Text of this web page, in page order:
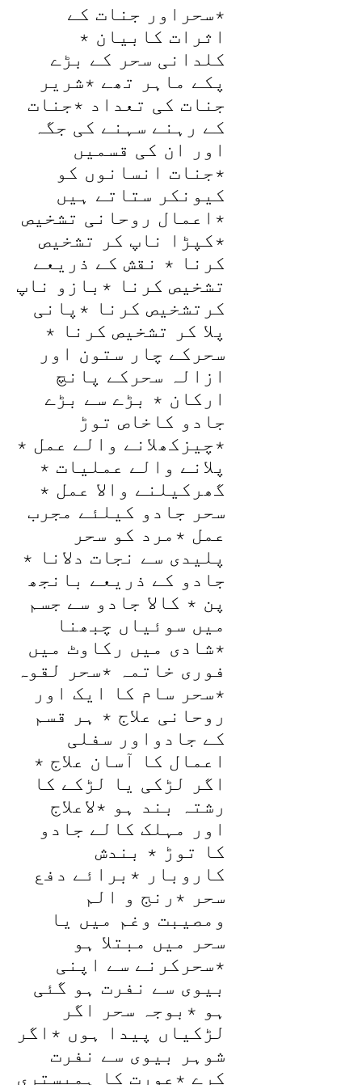
مکمل
quantity
٭سحراور جنات کے
اثرات کابیان ٭
کلدانی سحر کے بڑے
پکے ماہر تھے ٭شریر
جنات کی تعداد ٭جنات
کے رہنے سہنے کی جگہ
اور ان کی قسمیں
٭جنات انسانوں کو
کیونکر ستاتے ہیں
٭اعمال روحانی تشخیص
٭کپڑا ناپ کر تشخیص
کرنا ٭ نقش کے ذریعے
تشخیص کرنا ٭بازو ناپ
کرتشخیص کرنا ٭پانی
پلا کر تشخیص کرنا ٭
سحرکے چار ستون اور
ازالہ سحرکے پانچ
ارکان ٭ بڑے سے بڑے
جادو کاخاص توڑ
٭چیزکھلانے والے عمل ٭
پلانے والے عملیات ٭
گھرکیلنے والا عمل ٭
سحر جادو کیلئے مجرب
عمل ٭مرد کو سحر
پلیدی سے نجات دلانا ٭
جادو کے ذریعے بانجھ
پن ٭ کالا جادو سے جسم
میں سوئیاں چبھنا
٭شادی میں رکاوٹ میں
فوری خاتمہ ٭سحر لقوہ
٭سحر سام کا ایک اور
روحانی علاج ٭ ہر قسم
کے جادواور سفلی
اعمال کا آسان علاج ٭
اگر لڑکی یا لڑکے کا
رشتہ بند ہو ٭لاعلاج
اور مہلک کالے جادو
کا توڑ ٭ بندش
کاروبار ٭برائے دفع
سحر ٭رنج و الم
ومصیبت وغم میں یا
سحر میں مبتلا ہو
٭سحرکرنے سے اپنی
بیوی سے نفرت ہو گئی
ہو ٭بوجہ سحر اگر
لڑکیاں پیدا ہوں ٭اگر
شوہر بیوی سے نفرت
کرے ٭عورت کا ہمبستری